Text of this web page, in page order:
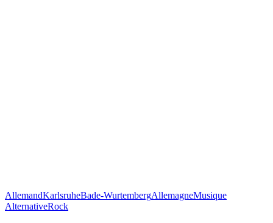
AllemandKarlsruheBade-WurtembergAllemagneMusique
AlternativeRock